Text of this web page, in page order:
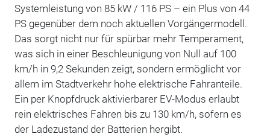
Systemleistung von 85 kW / 116 PS – ein Plus von 44
PS gegenüber dem noch aktuellen Vorgängermodell.
Das sorgt nicht nur für spürbar mehr Temperament,
was sich in einer Beschleunigung von Null auf 100
km/h in 9,2 Sekunden zeigt, sondern ermöglicht vor
allem im Stadtverkehr hohe elektrische Fahranteile.
Ein per Knopfdruck aktivierbarer EV-Modus erlaubt
rein elektrisches Fahren bis zu 130 km/h, sofern es
der Ladezustand der Batterien hergibt.